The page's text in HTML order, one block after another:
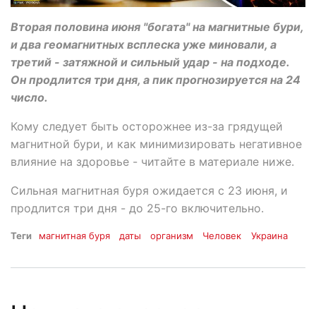
Вторая половина июня "богата" на магнитные бури,
и два геомагнитных всплеска уже миновали, а
третий - затяжной и сильный удар - на подходе.
Он продлится три дня, а пик прогнозируется на 24
число.
Кому следует быть осторожнее из-за грядущей
магнитной бури, и как минимизировать негативное
влияние на здоровье - читайте в материале ниже.
Сильная магнитная буря ожидается с 23 июня, и
продлится три дня - до 25-го включительно.
Теги магнитная буря даты организм Человек Украина